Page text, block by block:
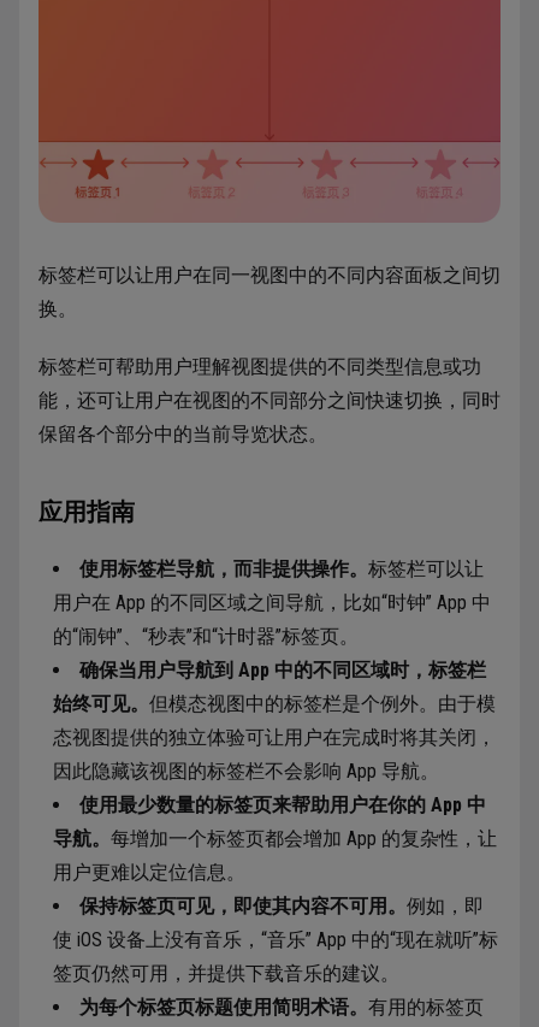
标签栏可以让用户在同一视图中的不同内容面板之间切
换。
标签栏可帮助用户理解视图提供的不同类型信息或功
能，还可让用户在视图的不同部分之间快速切换，同时
保留各个部分中的当前导览状态。
应用指南
使用标签栏导航，而非提供操作。 标签栏可以让
用户在 App 的不同区域之间导航，比如“时钟” App 中
的“闹钟”、“秒表”和“计时器”标签页。
确保当用户导航到 App 中的不同区域时，标签栏
始终可见。 但模态视图中的标签栏是个例外。由于模
态视图提供的独立体验可让用户在完成时将其关闭，
因此隐藏该视图的标签栏不会影响 App 导航。
使用最少数量的标签页来帮助用户在你的 App 中
导航。 每增加一个标签页都会增加 App 的复杂性，让
用户更难以定位信息。
保持标签页可见，即使其内容不可用。 例如，即
使 iOS 设备上没有音乐，“音乐” App 中的“现在就听”标
签页仍然可用，并提供下载音乐的建议。
为每个标签页标题使用简明术语。 有用的标签页